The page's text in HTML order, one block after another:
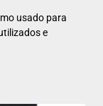
usado para
e